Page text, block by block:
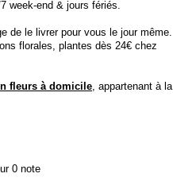
week-end & jours fériés.
de le livrer pour vous le jour même.
florales, plantes dès 24€ chez
fleurs à domicile, appartenant à la
0 note